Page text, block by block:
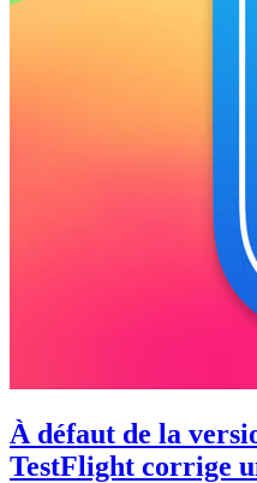
À défaut de la
TestFlight corrige